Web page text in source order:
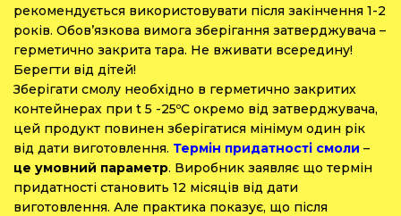
рекомендується використовувати після закінчення 1-2
років. Обов’язкова вимога зберігання затверджувача –
герметично закрита тара. Не вживати всередину!
Берегти від дітей!
Зберігати смолу необхідно в герметично закритих
контейнерах при t 5 -25ºС окремо від затверджувача,
цей продукт повинен зберігатися мінімум один рік
від дати виготовлення. Термін придатності смоли –
це умовний параметр. Виробник заявляє що термін
придатності становить 12 місяців від дати
виготовлення. Але практика показує, що після